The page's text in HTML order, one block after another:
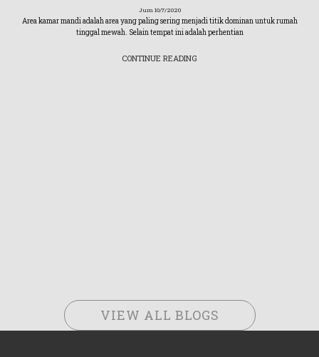
Jum 10/7/2020
Area kamar mandi adalah area yang paling sering menjadi titik dominan untuk rumah
tinggal mewah. Selain tempat ini adalah perhentian
CONTINUE READING
VIEW ALL BLOGS